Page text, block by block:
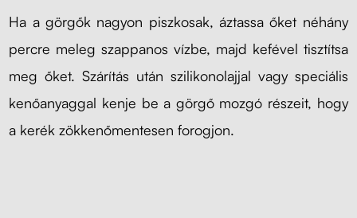
Ha a görgők nagyon piszkosak, áztassa őket néhány
percre meleg szappanos vízbe, majd kefével tisztítsa
meg őket. Szárítás után szilikonolajjal vagy speciális
kenőanyaggal kenje be a görgő mozgó részeit, hogy
a kerék zökkenőmentesen forogjon.